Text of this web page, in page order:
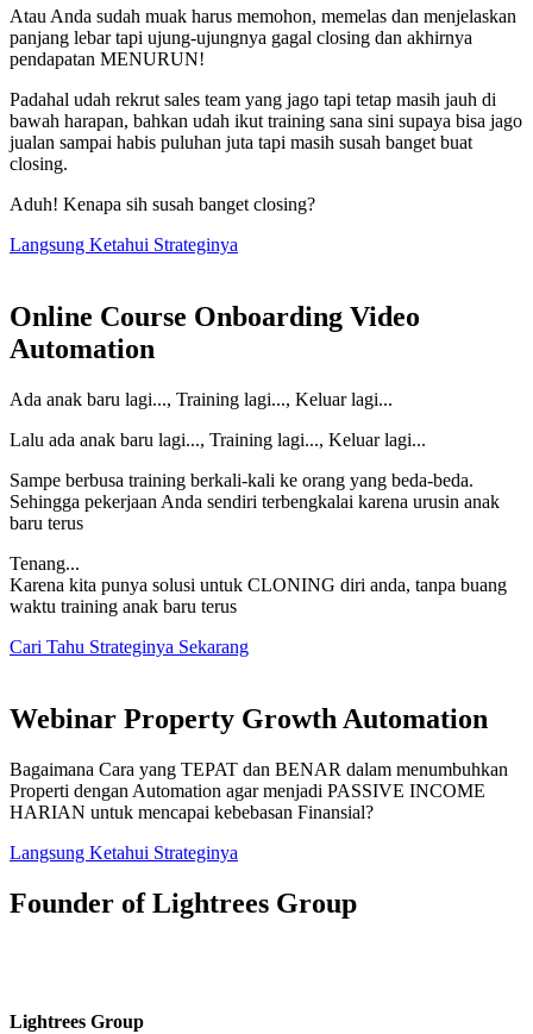
Atau Anda sudah muak harus memohon, memelas dan menjelaskan
panjang lebar tapi ujung-ujungnya gagal closing dan akhirnya
pendapatan MENURUN!
Padahal udah rekrut sales team yang jago tapi tetap masih jauh di
bawah harapan, bahkan udah ikut training sana sini supaya bisa jago
jualan sampai habis puluhan juta tapi masih susah banget buat
closing.
Aduh! Kenapa sih susah banget closing?
Langsung Ketahui Strateginya
Online Course Onboarding Video
Automation
Ada anak baru lagi..., Training lagi..., Keluar lagi...
Lalu ada anak baru lagi..., Training lagi..., Keluar lagi...
Sampe berbusa training berkali-kali ke orang yang beda-beda.
Sehingga pekerjaan Anda sendiri terbengkalai karena urusin anak
baru terus
Tenang...
Karena kita punya solusi untuk CLONING diri anda, tanpa buang
waktu training anak baru terus
Cari Tahu Strateginya Sekarang
Webinar Property Growth Automation
Bagaimana Cara yang TEPAT dan BENAR dalam menumbuhkan
Properti dengan Automation agar menjadi PASSIVE INCOME
HARIAN untuk mencapai kebebasan Finansial?
Langsung Ketahui Strateginya
Founder of Lightrees Group
Lightrees Group